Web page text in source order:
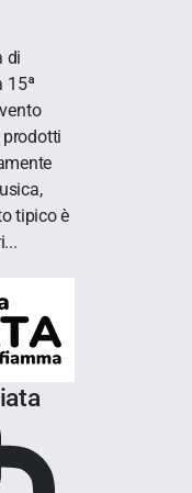
di
15ª
tipico è